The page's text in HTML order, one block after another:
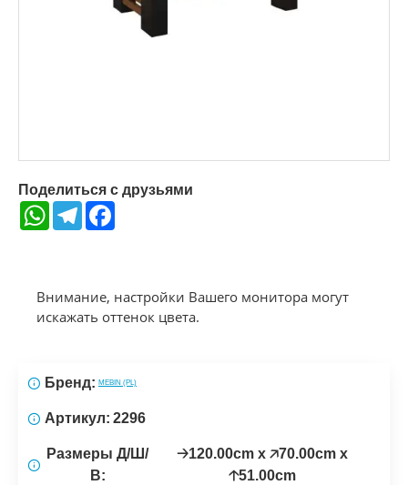
Поделиться с друзьями
WhatsAppTelegram
Внимание, настройки Вашего монитора могут
искажать оттенок цвета.
Бренд: MEBIN (PL)
Артикул: 2296
Размеры Д/Ш/
В:
🡢120.00cm x 🡥70.00cm x
🡡51.00cm